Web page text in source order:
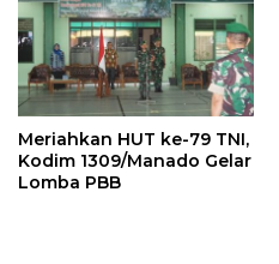
Meriahkan HUT ke-79 TNI,
Kodim 1309/Manado Gelar
Lomba PBB